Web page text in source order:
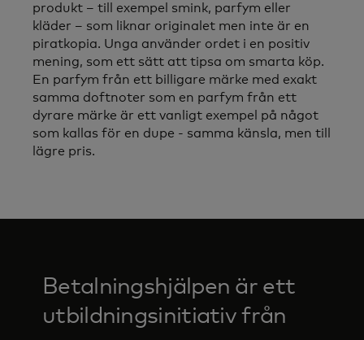
produkt – till exempel smink, parfym eller
kläder – som liknar originalet men inte är en
piratkopia. Unga använder ordet i en positiv
mening, som ett sätt att tipsa om smarta köp.
En parfym från ett billigare märke med exakt
samma doftnoter som en parfym från ett
dyrare märke är ett vanligt exempel på något
som kallas för en dupe - samma känsla, men till
lägre pris.
Betalningshjälpen är ett
utbildningsinitiativ från